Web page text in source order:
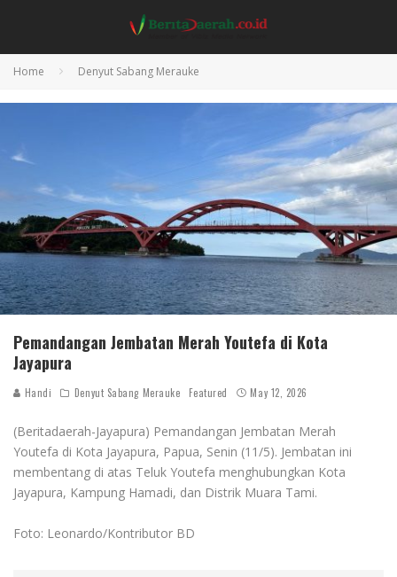
Home Denyut Sabang Merauke
Pemandangan Jembatan Merah Youtefa di Kota
Jayapura
Handi Denyut Sabang Merauke Featured May 12, 2026
(Beritadaerah-Jayapura) Pemandangan Jembatan Merah
Youtefa di Kota Jayapura, Papua, Senin (11/5). Jembatan ini
membentang di atas Teluk Youtefa menghubungkan Kota
Jayapura, Kampung Hamadi, dan Distrik Muara Tami.
Foto: Leonardo/Kontributor BD